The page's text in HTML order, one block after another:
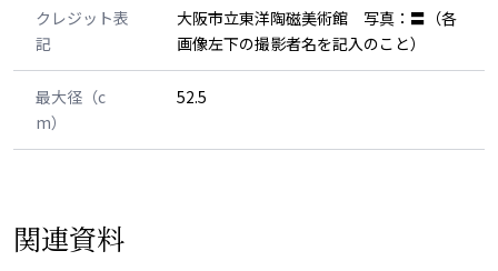
クレジット表
記
大阪市立東洋陶磁美術館 写真：〓（各
画像左下の撮影者名を記入のこと）
最大径（c
m）
52.5
関連資料